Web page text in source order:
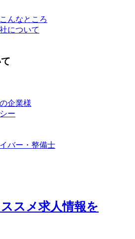
んなところ
について
企業様
ー
バー・整備士
スメ求人情報を